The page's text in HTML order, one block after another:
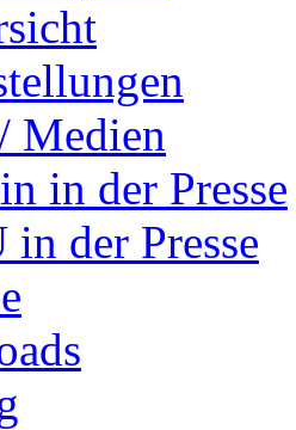
Medien
in der Presse
in der Presse